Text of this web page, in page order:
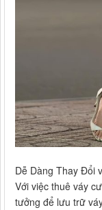
Dễ Dàng Thay Đổi
Với việc thuê váy
tưởng để lưu trữ